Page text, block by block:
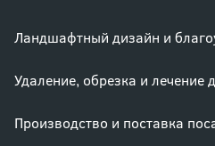
Ландшафтный дизайн и
Удаление, обрезка и лечение
Производство и поставка